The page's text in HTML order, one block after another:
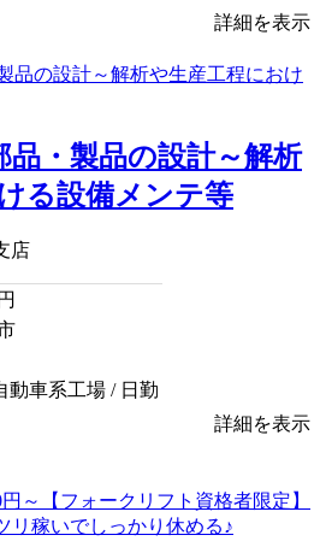
詳細を表示
品・製品の設計～解析
る設備メンテ等
店
円
動車系工場 / 日勤
詳細を表示